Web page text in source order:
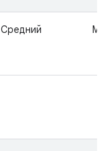
Средний